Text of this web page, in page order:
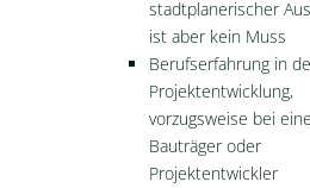
stadtplanerischer
ist aber kein Muss
Berufserfahrung in
Projektentwicklung,
vorzugsweise bei
Bauträger oder
Projektentwickler